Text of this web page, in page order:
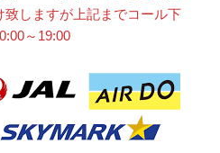
しますが上記までコール下
～19:00